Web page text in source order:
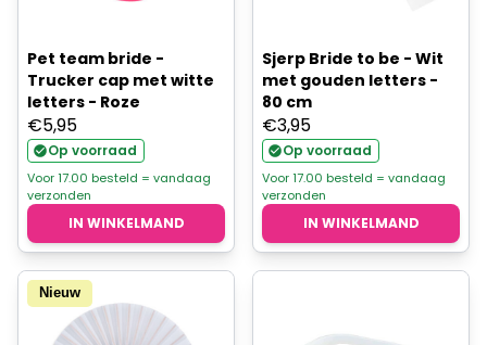
Pet team bride -
Trucker cap met witte
letters - Roze
€5,95
Op voorraad
Voor 17.00 besteld = vandaag
verzonden
IN WINKELMAND
Sjerp Bride to be - Wit
met gouden letters -
80 cm
€3,95
Op voorraad
Voor 17.00 besteld = vandaag
verzonden
IN WINKELMAND
Nieuw